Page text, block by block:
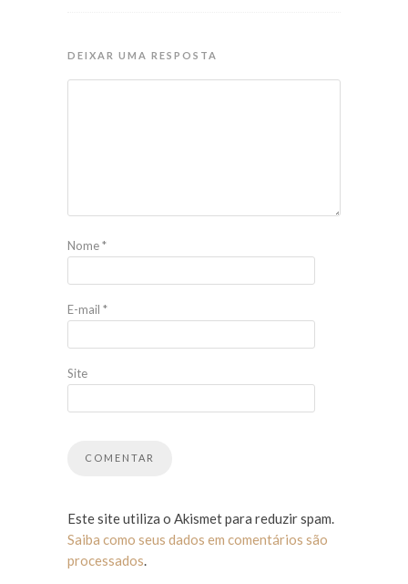
DEIXAR UMA RESPOSTA
Nome*
E-mail *
Site
Este site utiliza o Akismet para reduzir spam.
Saiba como seus dados em comentários são
processados.